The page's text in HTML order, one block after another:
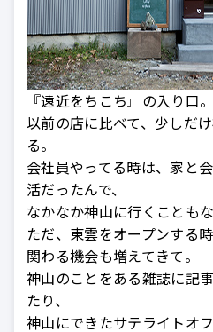
『遠近をちこち』の入り口
以前の店に比べて、少しだ
る。
会社員やってる時は、家と
活だったんで、
なかなか神山に行くこともな
ただ、東雲をオープンする
関わる機会も増えてきて。
神山のことをある雑誌に記
たり、
神山にできたサテライトオ